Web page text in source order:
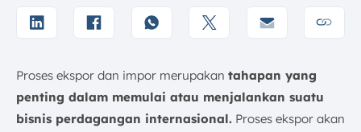
1. Invoice
2. Shipping Instructions
4. Packing List
5. Pemberitahuan Ekspor Barang (PEB)
6. Surat Keterangan Asal (SKA)
Proses ekspor dan impor merupakan tahapan yang
penting dalam memulai atau menjalankan suatu
bisnis perdagangan internasional. Proses ekspor akan